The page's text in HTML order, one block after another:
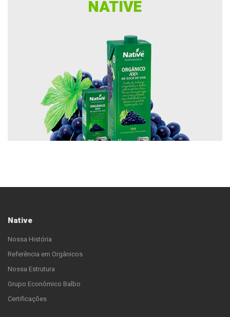
NATIVE
Native
Nossa História
Referência em Orgânicos
Nossa Estrutura
Grupo Econômico Balbo
Certificações